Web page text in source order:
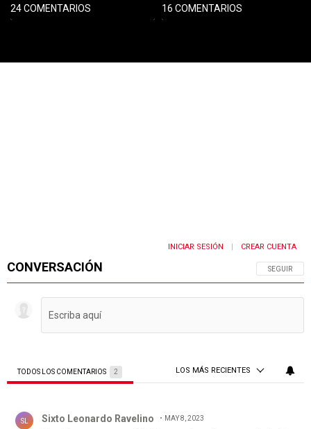
24 COMENTARIOS 16 COMENTARIOS
CONVERSACIÓN SIGA ESTA
SEGUIR
INICIAR SESIÓN CREAR CUENTA
TODOS LOS COMENTARIOS 2 LOS MÁS RECIENTES
SL Sixto Leonardo Ravelino MAY 8, 2023